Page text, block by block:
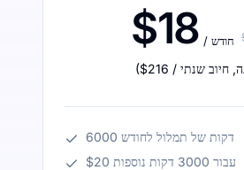
$18 / חודש
($216 , חיוב שנתי
6000 דקות של תמלול לחודש
$20 עבור 3000 דקות נוספות